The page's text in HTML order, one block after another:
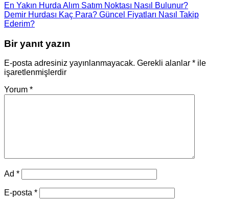
En Yakın Hurda Alım Satım Noktası Nasıl Bulunur?
Demir Hurdası Kaç Para? Güncel Fiyatları Nasıl Takip
Ederim?
Bir yanıt yazın
E-posta adresiniz yayınlanmayacak. Gerekli alanlar * ile
işaretlenmişlerdir
Yorum *
Ad *
E-posta *